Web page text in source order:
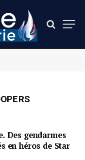
Des gendarmes
en héros de Star